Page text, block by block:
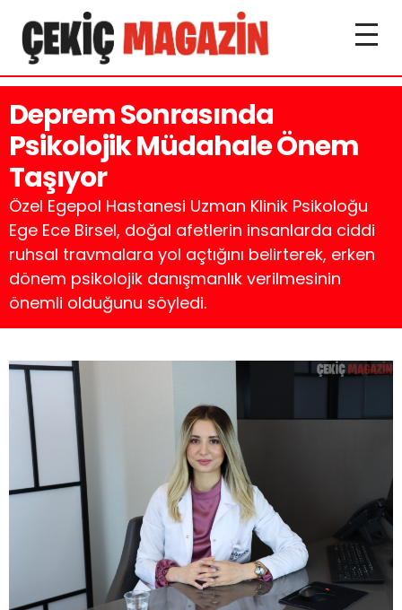
Deprem Sonrasında
Psikolojik Müdahale Önem
Taşıyor
Özel Egepol Hastanesi Uzman Klinik Psikoloğu
Ege Ece Birsel, doğal afetlerin insanlarda ciddi
ruhsal travmalara yol açtığını belirterek, erken
dönem psikolojik danışmanlık verilmesinin
önemli olduğunu söyledi.